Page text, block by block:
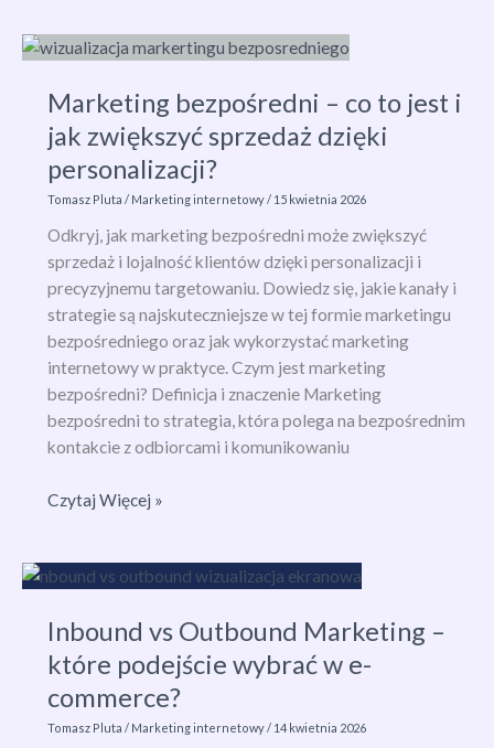
co
jest
i
jak
działa
giełda
reklam
online?
Marketing bezpośredni – co to jest i
jak zwiększyć sprzedaż dzięki
personalizacji?
Tomasz Pluta/ Marketing internetowy/ 15 kwietnia 2026
Odkryj, jak marketing bezpośredni może zwiększyć
sprzedaż i lojalność klientów dzięki personalizacji i
precyzyjnemu targetowaniu. Dowiedz się, jakie kanały i
strategie są najskuteczniejsze w tej formie marketingu
bezpośredniego oraz jak wykorzystać marketing
internetowy w praktyce. Czym jest marketing
bezpośredni? Definicja i znaczenie Marketing
bezpośredni to strategia, która polega na bezpośrednim
kontakcie z odbiorcami i komunikowaniu
Marketing
co
jest
i
zwiększyć
sprzedaż
Czytaj Więcej »
Inbound vs Outbound Marketing –
które podejście wybrać w e-
commerce?
Tomasz Pluta/ Marketing internetowy/ 14 kwietnia 2026